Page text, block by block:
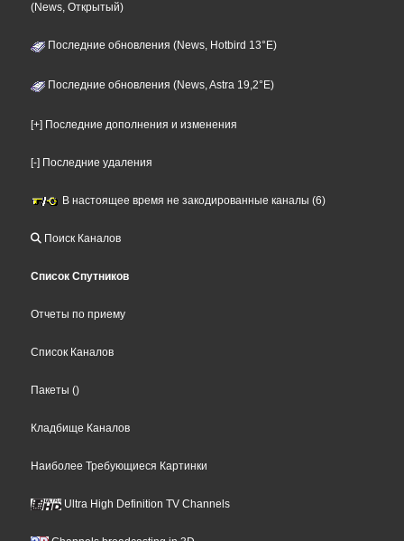
(News, Открытый)
Последние обновления (News, Hotbird 13°E)
Последние обновления (News, Astra 19,2°E)
[+] Последние дополнения и изменения
[-] Последние удаления
В настоящее время не закодированные каналы (6)
Поиск Каналов
Список Спутников
Отчеты по приему
Список Каналов
Пакеты ()
Кладбище Каналов
Наиболее Требующиеся Картинки
Ultra High Definition TV Channels